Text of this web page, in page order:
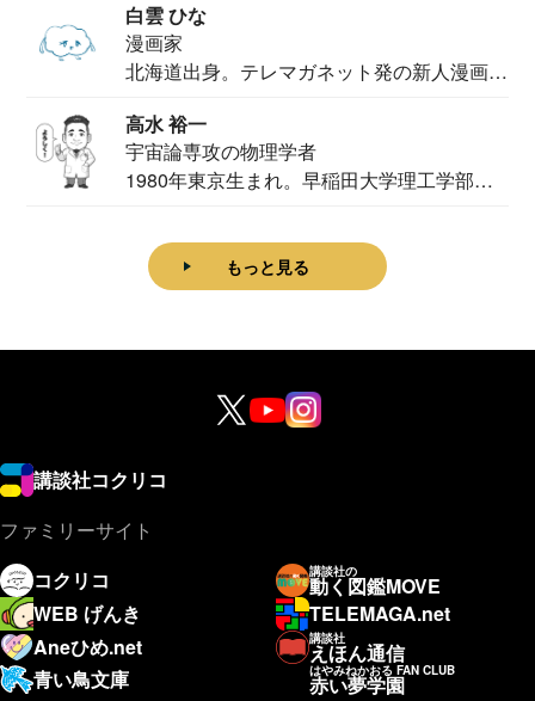
白雲 ひな
漫画家
北海道出身。テレマガネット発の新人漫画
高水 裕一
宇宙論専攻の物理学者
1980年東京生まれ。早稲田大学理工学部物
もっと見る
講談社コクリコ
ファミリーサイト
コクリコ
講談社の
動く図鑑MOVE
WEB げんき
TELEMAGA.net
Aneひめ.net
講談社
えほん通信
青い鳥文庫
はやみねかおる FAN CLUB
赤い夢学園